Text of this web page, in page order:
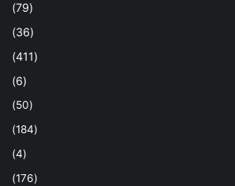
(79)
(36)
(411)
(6)
(50)
(184)
(4)
(176)